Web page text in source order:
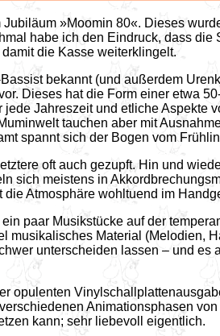
»Moomin 80«. Dieses
habe ich den Eindruck, dass
die Kasse weiterklingelt.
bekannt (und außerdem
Dieses hat die Form einer etwa
Jahreszeit und etliche Aspekte
tauchen aber mit
spannt sich der Bogen vom
oft auch gezupft. Hin und
sich meistens in
Atmosphäre wohltuend im
paar Musikstücke auf der
musikalisches Material (Melodien,
unterscheiden lassen – und
opulenten
Animationsphasen
kann; sehr liebevoll eigentlich.